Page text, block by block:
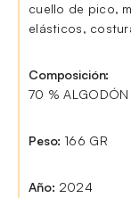
cuello de pico,
elásticos,
Composición:
70 % ALGODÓN
Peso: 166 GR
Año: 2024